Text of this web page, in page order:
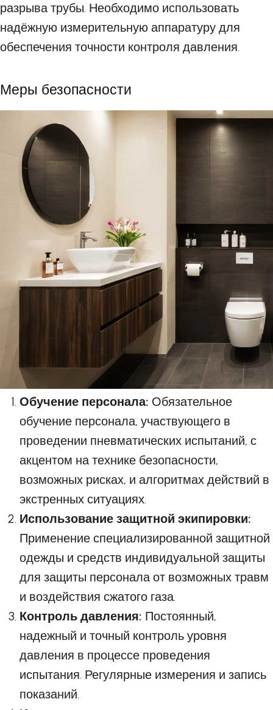
разрыва трубы. Необходимо использовать
надёжную измерительную аппаратуру для
обеспечения точности контроля давления.
Меры безопасности
Обучение персонала: Обязательное
обучение персонала, участвующего в
проведении пневматических испытаний, с
акцентом на технике безопасности,
возможных рисках, и алгоритмах действий в
экстренных ситуациях.
Использование защитной экипировки:
Применение специализированной защитной
одежды и средств индивидуальной защиты
для защиты персонала от возможных травм
и воздействия сжатого газа.
Контроль давления: Постоянный,
надежный и точный контроль уровня
давления в процессе проведения
испытания. Регулярные измерения и запись
показаний.